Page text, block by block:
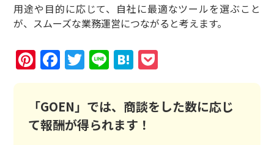
用途や目的に応じて、自社に最適なツールを選ぶこと
が、スムーズな業務運営につながると考えます。
Pinterest
Facebook
Twitter
LineHatena
「GOEN」では、商談をした数に応じ
て報酬が得られます！